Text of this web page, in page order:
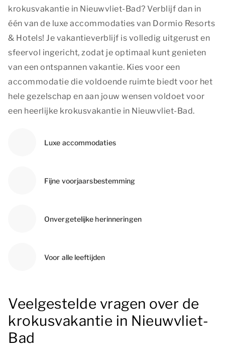
krokusvakantie in Nieuwvliet-Bad? Verblijf dan in
één van de luxe accommodaties van Dormio Resorts
& Hotels! Je vakantieverblijf is volledig uitgerust en
sfeervol ingericht, zodat je optimaal kunt genieten
van een ontspannen vakantie. Kies voor een
accommodatie die voldoende ruimte biedt voor het
hele gezelschap en aan jouw wensen voldoet voor
een heerlijke krokusvakantie in Nieuwvliet-Bad.
Luxe accommodaties
Fijne voorjaarsbestemming
Onvergetelijke herinneringen
Voor alle leeftijden
Veelgestelde vragen over de
krokusvakantie in Nieuwvliet-
Bad